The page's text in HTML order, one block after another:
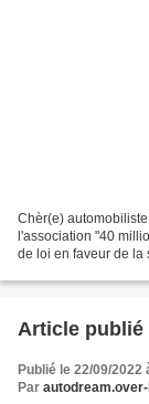
Chèr(e)
l'association "40
de loi en faveur de la
Publié le 22/09/2022
Par